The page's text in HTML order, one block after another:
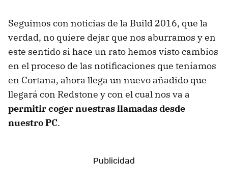
Seguimos con noticias de la Build 2016, que la
verdad, no quiere dejar que nos aburramos y en
este sentido si hace un rato hemos visto cambios
en el proceso de las notificaciones que teníamos
en Cortana, ahora llega un nuevo añadido que
llegará con Redstone y con el cual nos va a
permitir coger nuestras llamadas desde
nuestro PC.